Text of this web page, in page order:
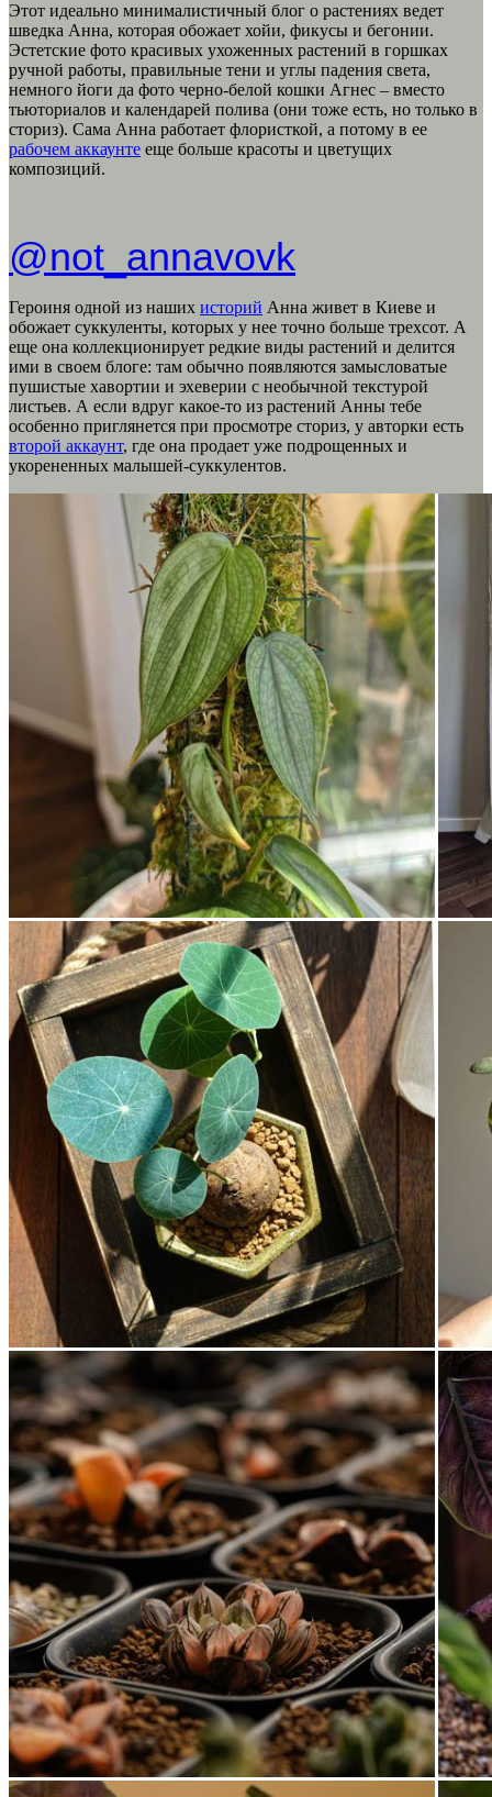
Этот идеально минималистичный блог о растениях ведет
шведка Анна, которая обожает хойи, фикусы и бегонии.
Эстетские фото красивых ухоженных растений в горшках
ручной работы, правильные тени и углы падения света,
немного йоги да фото черно-белой кошки Агнес – вместо
тьюториалов и календарей полива (они тоже есть, но только в
сториз). Сама Анна работает флористкой, а потому в ее
рабочем аккаунте еще больше красоты и цветущих
композиций.
@not_annavovk
Героиня одной из наших историй Анна живет в Киеве и
обожает суккуленты, которых у нее точно больше трехсот. А
еще она коллекционирует редкие виды растений и делится
ими в своем блоге: там обычно появляются замысловатые
пушистые хавортии и эхеверии с необычной текстурой
листьев. А если вдруг какое-то из растений Анны тебе
особенно приглянется при просмотре сториз, у авторки есть
второй аккаунт, где она продает уже подрощенных и
укорененных малышей-суккулентов.